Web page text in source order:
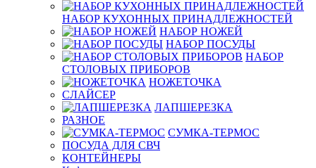
НАБОР КУХОННЫХ ПРИНАДЛЕЖНОСТЕЙ
НАБОР НОЖЕЙ
НАБОР ПОСУДЫ
НАБОР
СТОЛОВЫХ ПРИБОРОВ
НОЖЕТОЧКА
СЛАЙСЕР
ЛАПШЕРЕЗКА
РАЗНОЕ
СУМКА-ТЕРМОС
ПОСУДА ДЛЯ СВЧ
КОНТЕЙНЕРЫ